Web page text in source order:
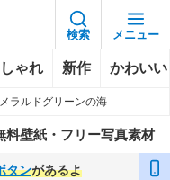
検索 メニュー
ゃれ 新作 かわいい
ラルドグリーンの海
壁紙・フリー写真素材
タンがあるよ